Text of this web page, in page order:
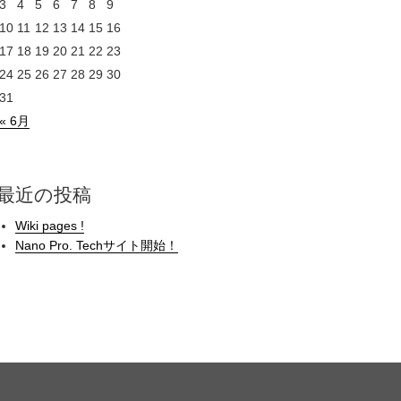
« 6月
3
4 5 6 7 8
9
10 11 12 13 14 15 16
17 18 19 20 21 22 23
24 25 26 27 28 29 30
31
近の投稿
Wiki pages !
Nano Pro. Techサイト開始！